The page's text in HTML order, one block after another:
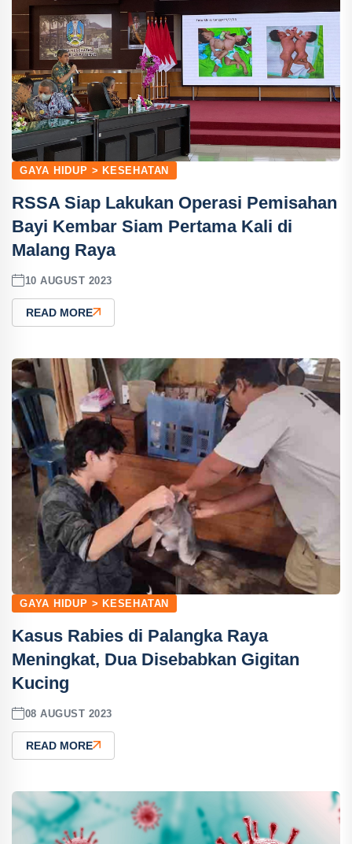
GAYA HIDUP > KESEHATAN
RSSA Siap Lakukan Operasi Pemisahan
Bayi Kembar Siam Pertama Kali di
Malang Raya
10 AUGUST 2023
READ MORE
GAYA HIDUP > KESEHATAN
Kasus Rabies di Palangka Raya
Meningkat, Dua Disebabkan Gigitan
Kucing
08 AUGUST 2023
READ MORE